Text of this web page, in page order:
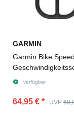
GARMIN
Garmin Bike
verfügbar
64,95 € * UVP